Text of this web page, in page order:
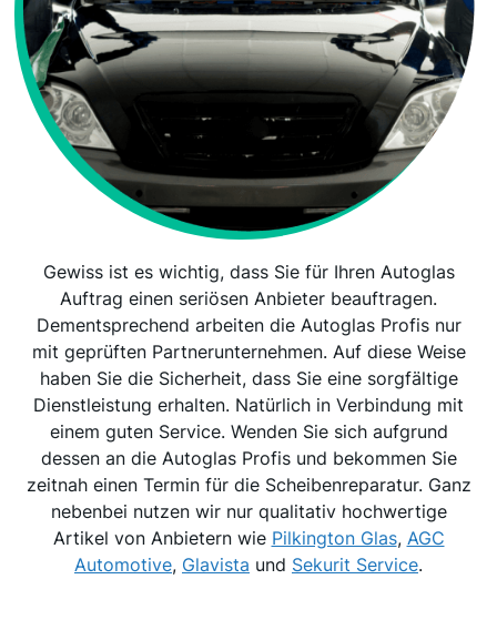
Gewiss ist es wichtig, dass Sie für Ihren Autoglas
Auftrag einen seriösen Anbieter beauftragen.
Dementsprechend arbeiten die Autoglas Profis nur
mit geprüften Partnerunternehmen. Auf diese Weise
haben Sie die Sicherheit, dass Sie eine sorgfältige
Dienstleistung erhalten. Natürlich in Verbindung mit
einem guten Service. Wenden Sie sich aufgrund
dessen an die Autoglas Profis und bekommen Sie
zeitnah einen Termin für die Scheibenreparatur. Ganz
nebenbei nutzen wir nur qualitativ hochwertige
Artikel von Anbietern wie Pilkington Glas, AGC
Automotive, Glavista und Sekurit Service.